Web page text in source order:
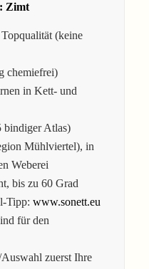
Zimt
(keine
chemiefrei)
in Kett- und
bindiger Atlas)
Mühlviertel), in
Weberei
bis zu 60 Grad
Tipp: www.sonett.eu
für den
zuerst Ihre